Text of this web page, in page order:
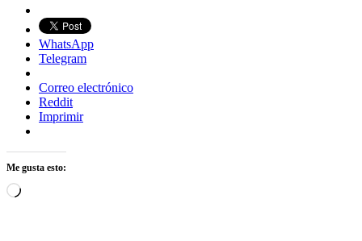
WhatsApp
Telegram
Correo electrónico
Reddit
Imprimir
Me gusta esto:
Cargando...